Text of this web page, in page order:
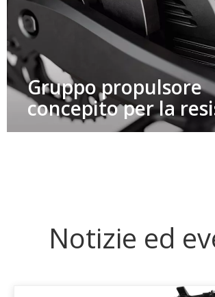
Gruppo propulsore
concepito per la
Notizie ed